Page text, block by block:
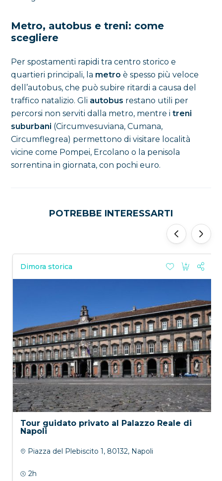
Metro, autobus e treni: come
scegliere
Per spostamenti rapidi tra centro storico e
quartieri principali, la metro è spesso più veloce
dell’autobus, che può subire ritardi a causa del
traffico natalizio. Gli autobus restano utili per
percorsi non serviti dalla metro, mentre i treni
suburbani (Circumvesuviana, Cumana,
Circumflegrea) permettono di visitare località
vicine come Pompei, Ercolano o la penisola
sorrentina in giornata, con pochi euro.
POTREBBE INTERESSARTI
Dimora storica
Tour guidato privato al Palazzo Reale di
Napoli
Piazza del Plebiscito 1, 80132, Napoli
2h
‹ ›